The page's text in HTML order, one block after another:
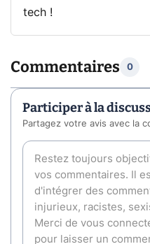
tech !
Commentaires 0
Participer à la
Partagez votre avis avec la